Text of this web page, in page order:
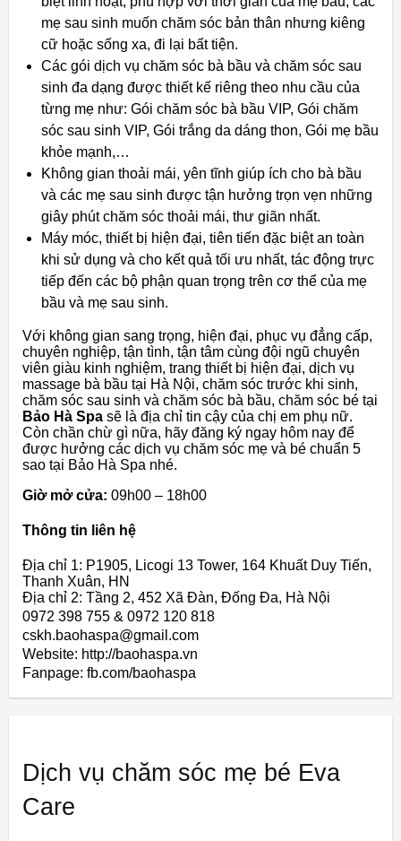
mẹ sau sinh muốn chăm sóc bản thân nhưng kiêng
cữ hoặc sống xa, đi lại bất tiện.
Các gói dịch vụ chăm sóc bà bầu và chăm sóc sau
sinh đa dạng được thiết kế riêng theo nhu cầu của
từng mẹ như: Gói chăm sóc bà bầu VIP, Gói chăm
sóc sau sinh VIP, Gói trắng da dáng thon, Gói mẹ bầu
khỏe mạnh,…
Không gian thoải mái, yên tĩnh giúp ích cho bà bầu
và các mẹ sau sinh được tận hưởng trọn vẹn những
giây phút chăm sóc thoải mái, thư giãn nhất.
Máy móc, thiết bị hiện đại, tiên tiến đặc biệt an toàn
khi sử dụng và cho kết quả tối ưu nhất, tác động trực
tiếp đến các bộ phận quan trọng trên cơ thể của mẹ
bầu và mẹ sau sinh.
Với không gian sang trọng, hiện đại, phục vụ đẳng cấp,
chuyên nghiệp, tận tình, tận tâm cùng đội ngũ chuyên
viên giàu kinh nghiệm, trang thiết bị hiện đại, dịch vụ
massage bà bầu tại Hà Nội, chăm sóc trước khi sinh,
chăm sóc sau sinh và chăm sóc bà bầu, chăm sóc bé tại
Bảo Hà Spa sẽ là địa chỉ tin cậy của chị em phụ nữ.
Còn chần chừ gì nữa, hãy đăng ký ngay hôm nay để
được hưởng các dịch vụ chăm sóc mẹ và bé chuẩn 5
sao tại Bảo Hà Spa nhé.
Giờ mở cửa: 09h00 – 18h00
Thông tin liên hệ
Địa chỉ 1: P1905, Licogi 13 Tower, 164 Khuất Duy Tiến,
Thanh Xuân, HN
Địa chỉ 2: Tầng 2, 452 Xã Đàn, Đống Đa, Hà Nội
0972 398 755 & 0972 120 818
cskh.baohaspa@gmail.com
Website: http://baohaspa.vn
Fanpage: fb.com/baohaspa
Dịch vụ chăm sóc mẹ bé Eva
Care